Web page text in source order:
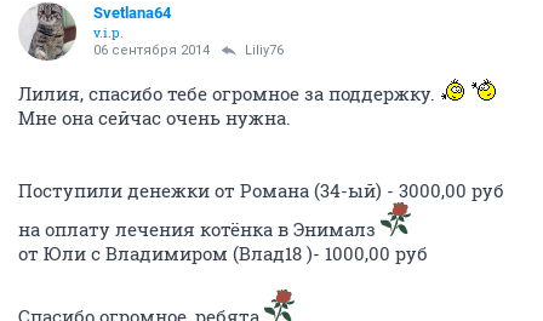
Svetlana64
v.i.p.
06 сентября 2014 Liliy76
Лилия, спасибо тебе огромное за поддержку.
Мне она сейчас очень нужна.
Поступили денежки от Романа (34-ый) - 3000,00 руб
на оплату лечения котёнка в Энималз
от Юли с Владимиром (Влад18 )- 1000,00 руб
Спасибо огромное, ребята